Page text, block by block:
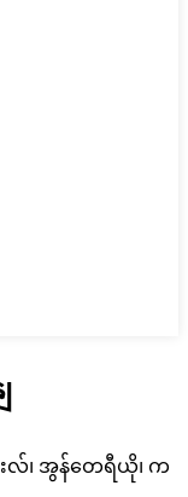
းလ်၊ အွန်တေရီယို၊ က